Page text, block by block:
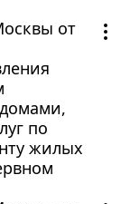
от
по
жилых